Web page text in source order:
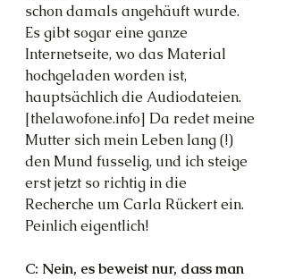
schon damals angehäuft wurde.
Es gibt sogar eine ganze
Internetseite, wo das Material
hochgeladen worden ist,
hauptsächlich die Audiodateien.
[thelawofone.info] Da redet meine
Mutter sich mein Leben lang (!)
den Mund fusselig, und ich steige
erst jetzt so richtig in die
Recherche um Carla Rückert ein.
Peinlich eigentlich!
C: Nein, es beweist nur, dass man